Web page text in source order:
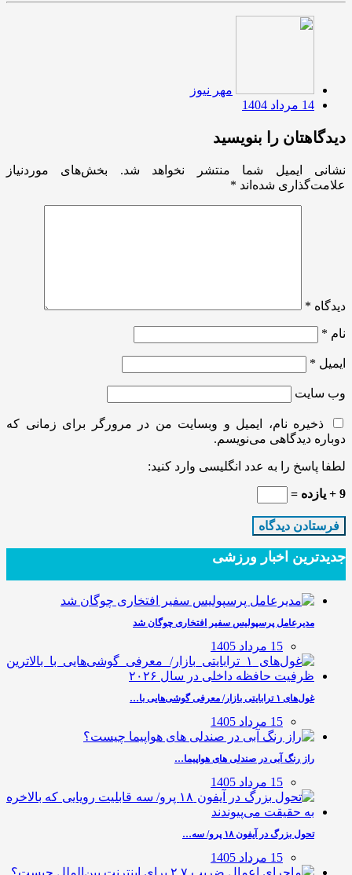
مهر نیوز
14 مرداد 1404
دیدگاهتان را بنویسید
نشانی ایمیل شما منتشر نخواهد شد.
بخش‌های موردنیاز
علامت‌گذاری شده‌اند *
دیدگاه *
نام *
ایمیل *
وب‌ سایت
ذخیره نام، ایمیل و وبسایت من در مرورگر برای زمانی که
دوباره دیدگاهی می‌نویسم.
لطفا پاسخ را به عدد انگلیسی وارد کنید:
9 + یازده =
جدیدترین‌ اخبار ورزشی
مدیرعامل پرسپولیس سفیر افتخاری چوگان شد
15 مرداد 1405
غول‌های ۱ ترابایتی بازار/ معرفی گوشی‌هایی با…
15 مرداد 1405
راز رنگ آبی در صندلی های هواپیما…
15 مرداد 1405
تحول بزرگ در آیفون ۱۸ پرو/ سه…
15 مرداد 1405